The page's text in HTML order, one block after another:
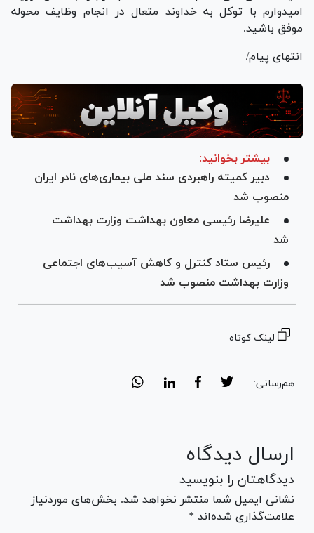
امیدوارم با توکل به خداوند متعال در انجام وظایف محوله
موفق باشید.
انتهای پیام/
بیشتر بخوانید:
دبیر کمیته راهبردی سند ملی بیماری‌های نادر ایران
منصوب شد
علیرضا رئیسی معاون بهداشت وزارت بهداشت
شد
رئیس ستاد کنترل و کاهش آسیب‌های اجتماعی
وزارت بهداشت منصوب شد
لینک کوتاه
هم‌رسانی:
ارسال دیدگاه
دیدگاهتان را بنویسید
نشانی ایمیل شما منتشر نخواهد شد. بخش‌های موردنیاز
علامت‌گذاری شده‌اند *